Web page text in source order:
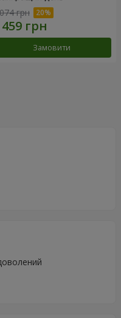
грн
Замовити